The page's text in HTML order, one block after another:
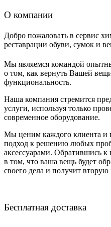
О компании
Добро пожаловать в сервис
реставрации обуви, сумок и
Мы являемся командой
о том, как вернуть Вашей
функциональность.
Наша компания стремится
услуги, используя только
современное оборудование.
Мы ценим каждого клиента и
подход к решению любых
аксессуарами. Обратившись
в том, что ваша вещь будет
своего дела и получит
Бесплатная доставка